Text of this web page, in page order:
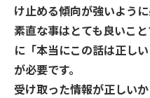
け止める傾向が強いように
素直な事はとても良いこ
に「本当にこの話は正し
が必要です。
受け取った情報が正しい